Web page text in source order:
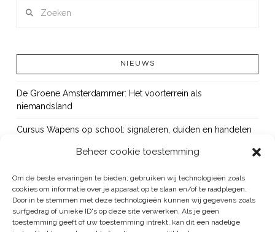
Beheer cookie toestemming
Om de beste ervaringen te bieden, gebruiken wij technologieën zoals
cookies om informatie over je apparaat op te slaan en/of te raadplegen.
Door in te stemmen met deze technologieën kunnen wij gegevens zoals
surfgedrag of unieke ID's op deze site verwerken. Als je geen
toestemming geeft of uw toestemming intrekt, kan dit een nadelige
NIEUWS
De Groene Amsterdammer: Het voorterrein als
niemandsland
Cursus Wapens op school: signaleren, duiden en handelen
Bureau Beke ontwikkelt jeugdmonitor Aruba
Vacature: senior onderzoeker